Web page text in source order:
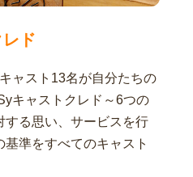
レド
ャスト13名が自分たちの
キャストクレド～6つの
する思い、サービスを行
準をすべてのキャスト